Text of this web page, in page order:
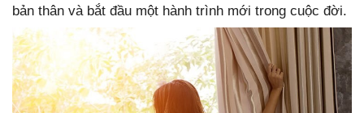
bản thân và bắt đầu một hành trình mới trong cuộc đời.